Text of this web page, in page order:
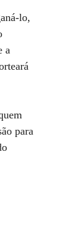
lo,
a
para